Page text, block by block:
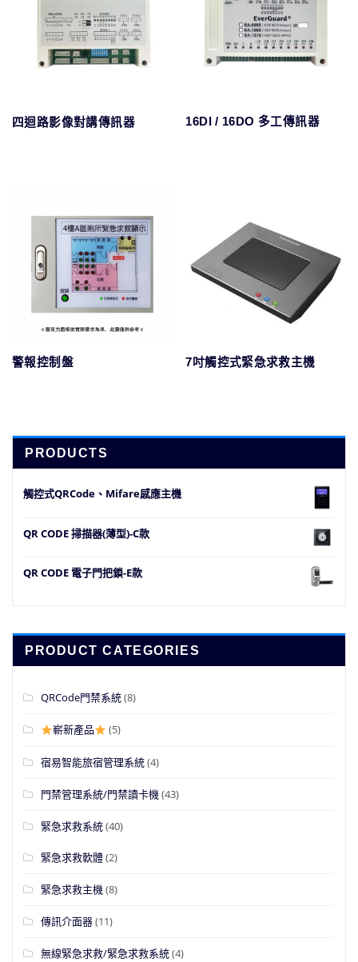
四迴路影像對講傳訊器 16DI / 16DO 多工傳訊器
警報控制盤 7吋觸控式緊急求救主機
PRODUCTS
觸控式QRCode、Mifare感應主機
QR CODE 掃描器(薄型)-C款
QR CODE 電子門把鎖-E款
PRODUCT CATEGORIES
QRCode門禁系統(8)
嶄新產品 (5)
宿易智能旅宿管理系統(4)
門禁管理系統/門禁讀卡機(43)
緊急求救系統(40)
緊急求救軟體(2)
緊急求救主機(8)
傳訊介面器(11)
無線緊急求救/緊急求救系統(4)